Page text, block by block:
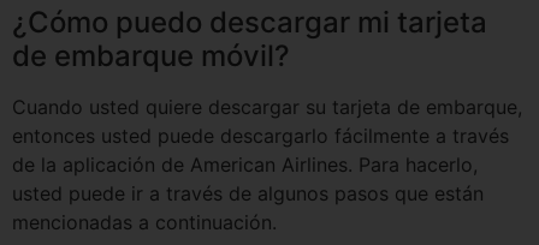
¿Cómo puedo descargar mi tarjeta
de embarque móvil?
Cuando usted quiere descargar su tarjeta de embarque,
entonces usted puede descargarlo fácilmente a través
de la aplicación de American Airlines. Para hacerlo,
usted puede ir a través de algunos pasos que están
mencionadas a continuación.